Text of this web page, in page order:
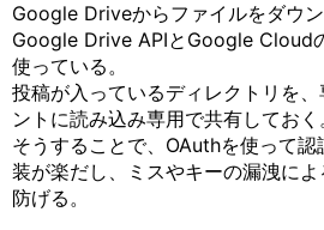
Google Driveからファイルをダウン
Google Drive APIとGoogle Cloud
使っている。
投稿が入っているディレクトリを
ントに読み込み専用で共有しておく
そうすることで、OAuthを使って
装が楽だし、ミスやキーの漏洩に
防げる。